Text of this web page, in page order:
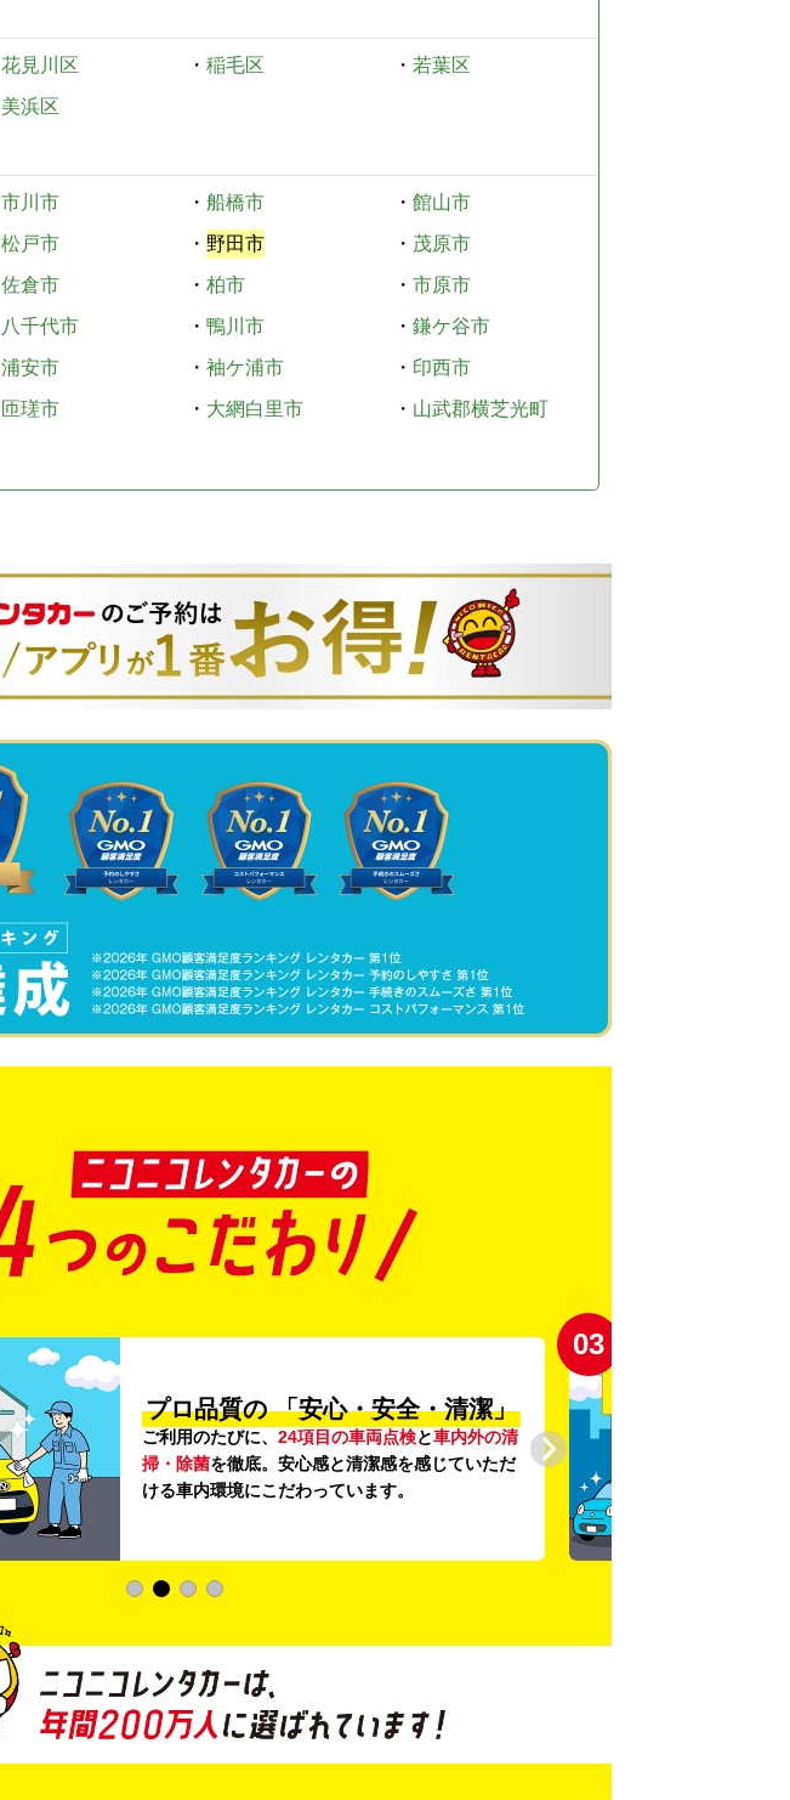
花見川区 ・ 稲毛区 ・ 若葉区
美浜区
市川市 ・ 船橋市 ・ 館山市
松戸市 ・ 野田市 ・ 茂原市
佐倉市 ・ 柏市 ・ 市原市
八千代市 ・ 鴨川市 ・ 鎌ケ谷市
浦安市 ・ 袖ケ浦市 ・ 印西市
匝瑳市 ・ 大網白里市 ・ 山武郡横芝光町
プロ品質の 「安心・安全・清潔」
ご利用のたびに、 24項目の車両点検と車内外の清
掃・除菌を徹底。安心感と清潔感を感じていただ
ける車内環境にこだわっています。
03